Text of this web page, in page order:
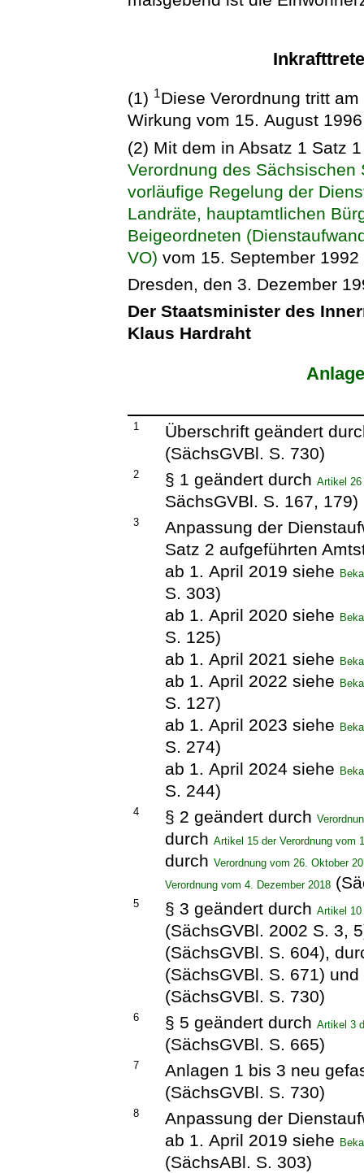
(1) 1Diese Verordnung tritt
Wirkung vom 15. August
(2) Mit dem in Absatz 1 Satz
Verordnung des
vorläufige Regelung der
Landräte, hauptamtlichen
Beigeordneten
VO) vom 15. September
Dresden, den 3. Dezember
Der Staatsminister des
Klaus Hardraht
1
Überschrift geändert
(SächsGVBl. S. 730)
2 § 1 geändert durchArtikel
SächsGVBl. S. 167, 179)
3
Anpassung der
Satz 2 aufgeführten
ab 1. April 2019 siehe
S. 303)
ab 1. April 2020 siehe
S. 125)
ab 1. April 2021 siehe
ab 1. April 2022 siehe
S. 127)
ab 1. April 2023 siehe
S. 274)
ab 1. April 2024 siehe
S. 244)
4 § 2 geändert durch
durchArtikel 15 der Verordnung vom
durchVerordnung vom 26. Oktober
Verordnung vom 4. Dezember 2018
5 § 3 geändert durchArtikel 10
(SächsGVBl. 2002 S. 3,
(SächsGVBl. S. 604),
(SächsGVBl. S. 671)
(SächsGVBl. S. 730)
6 § 5 geändert durchArtikel 3
(SächsGVBl. S. 665)
7
Anlagen 1 bis 3 neu
(SächsGVBl. S. 730)
8
Anpassung der
ab 1. April 2019 siehe
(SächsABl. S. 303)